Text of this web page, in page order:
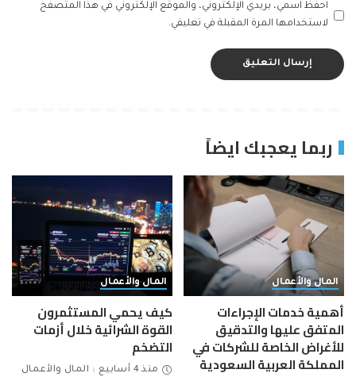
احفظ اسمي، بريدي الإلكتروني، والموقع الإلكتروني في هذا المتصفح
لاستخدامها المرة المقبلة في تعليقي.
ربما يعجبك ايضاً
المال والأعمال
أهمية خدمات الإجراءات
المتفق عليها والتدقيق
للأغراض الخاصة للشركات في
المملكة العربية السعودية
المال والأعمال
كيف يحمي المستثمرون
القوة الشرائية خلال أزمات
التضخم
منذ 4 أسابيع المال والأعمال